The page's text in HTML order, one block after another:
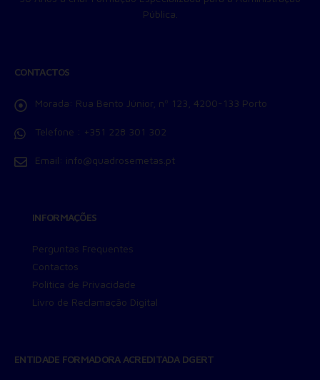
Pública.
CONTACTOS
Morada: Rua Bento Júnior, nº 123, 4200-133 Porto
Telefone : +351 228 301 302
Email: info@quadrosemetas.pt
INFORMAÇÕES
Perguntas Frequentes
Contactos
Política de Privacidade
Livro de Reclamação Digital
ENTIDADE FORMADORA ACREDITADA DGERT
autenticação e prevenção de fraudes.
ID de Rastreamento Negado
Para rejeitar os cookies, desmarque as caixas de